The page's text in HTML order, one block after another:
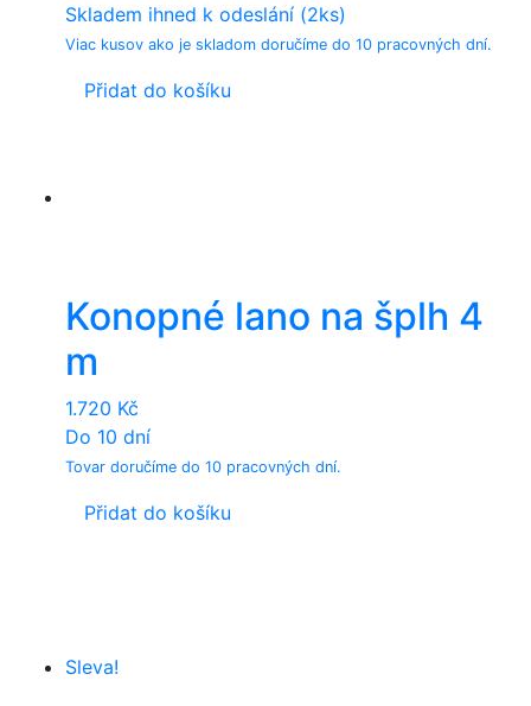
Skladem ihned k odeslání (2ks)
Viac kusov ako je skladom doručíme do 10 pracovných dní.
Přidat do košíku
Konopné lano na šplh 4
m
1.720 Kč
Do 10 dní
Tovar doručíme do 10 pracovných dní.
Přidat do košíku
Sleva!